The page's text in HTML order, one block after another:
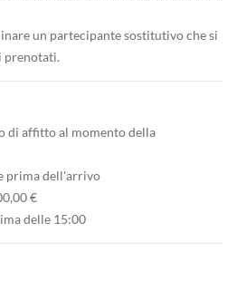
un partecipante sostitutivo che si
prenotati.
di affitto al momento della
prima dell'arrivo
€
delle 15:00